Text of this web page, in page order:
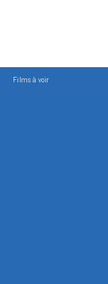
Films à voir